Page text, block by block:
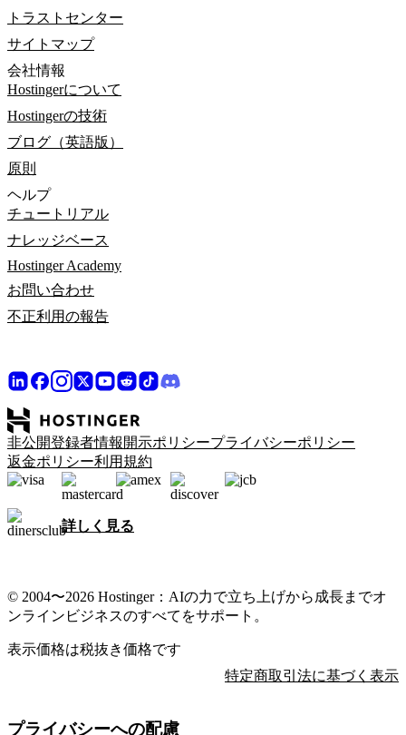
トラストセンター
サイトマップ
会社情報
Hostingerについて
Hostingerの技術
ブログ（英語版）
原則
ヘルプ
チュートリアル
ナレッジベース
Hostinger Academy
お問い合わせ
不正利用の報告
非公開登録者情報開示ポリシープライバシーポリシー
返金ポリシー利用規約
詳しく見る
© 2004〜2026 Hostinger：AIの力で立ち上げから成長までオ
ンラインビジネスのすべてをサポート。
表示価格は税抜き価格です
特定商取引法に基づく表示
プライバシーへの配慮